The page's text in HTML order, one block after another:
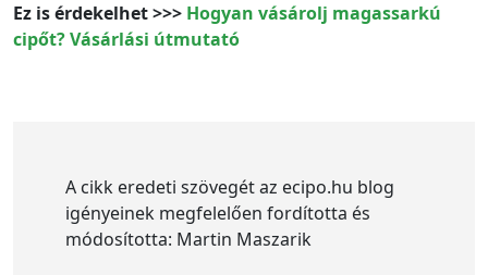
Ez is érdekelhet >>> Hogyan vásárolj magassarkú
cipőt? Vásárlási útmutató
A cikk eredeti szövegét az ecipo.hu blog
igényeinek megfelelően fordította és
módosította: Martin Maszarik